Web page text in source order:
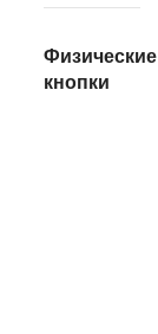
Физические
кнопки